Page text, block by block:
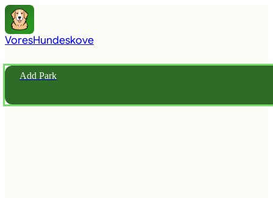
VoresHundeskove
Add Park